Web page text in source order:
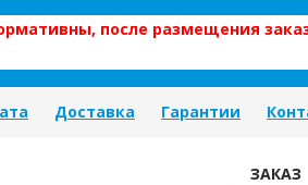
после размещения
Доставка Гарантии
ЗАКАЗ